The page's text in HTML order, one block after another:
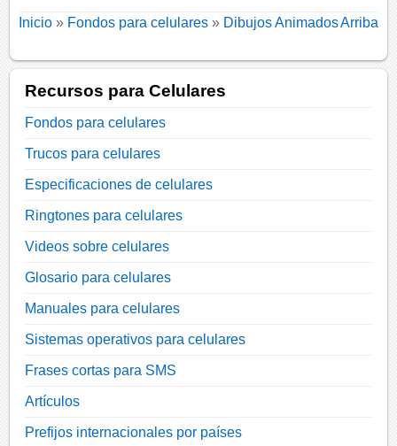
Inicio » Fondos para celulares » Dibujos AnimadosArriba
Recursos para Celulares
Fondos para celulares
Trucos para celulares
Especificaciones de celulares
Ringtones para celulares
Videos sobre celulares
Glosario para celulares
Manuales para celulares
Sistemas operativos para celulares
Frases cortas para SMS
Artículos
Prefijos internacionales por países